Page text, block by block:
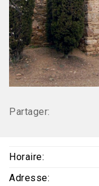
Partager:
Horaire
Adresse